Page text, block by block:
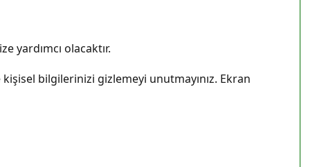
yardımcı olacaktır.
bilgilerinizi gizlemeyi unutmayınız. Ekran